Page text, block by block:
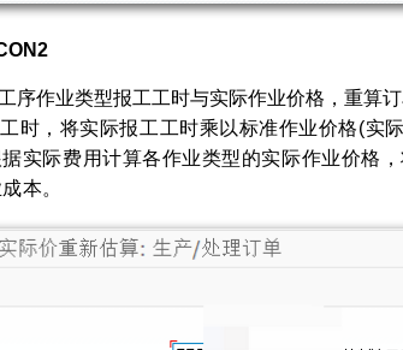
序作业类型报工工时与实际作业价格，重算
时，将实际报工工时乘以标准作业价格(实
实际费用计算各作业类型的实际作业价格
本。